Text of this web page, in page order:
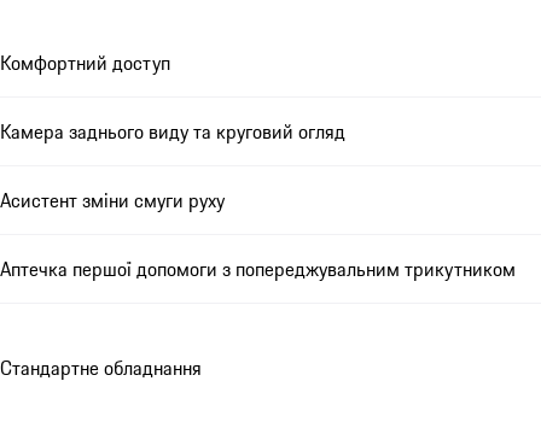
Комфортний доступ
Камера заднього виду та круговий огляд
Асистент зміни смуги руху
Аптечка першої допомоги з попереджувальним трикутником
Стандартне обладнання